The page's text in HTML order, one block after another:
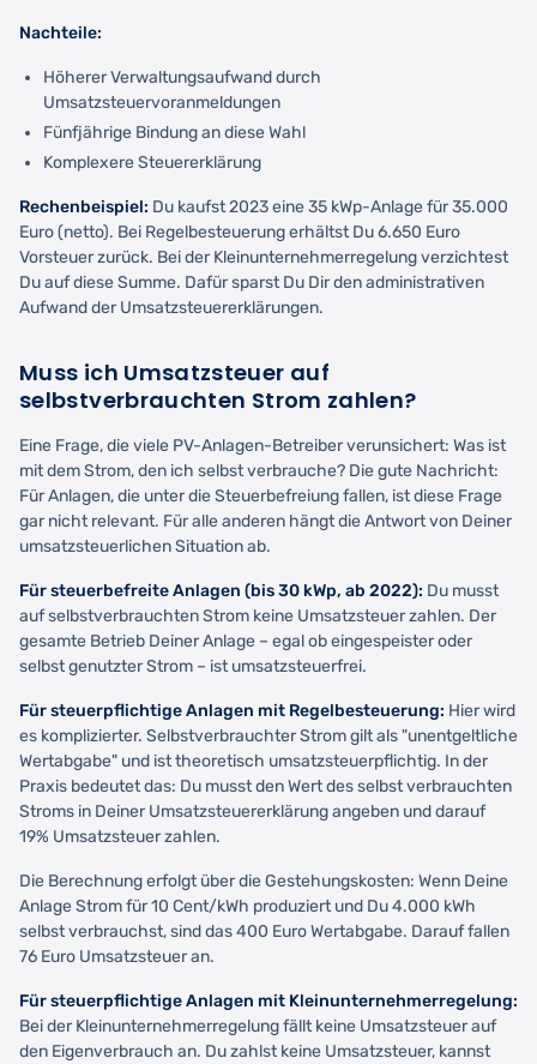
Nachteile:
Höherer Verwaltungsaufwand durch
Umsatzsteuervoranmeldungen
Fünfjährige Bindung an diese Wahl
Komplexere Steuererklärung
Rechenbeispiel: Du kaufst 2023 eine 35 kWp-Anlage für 35.000
Euro (netto). Bei Regelbesteuerung erhältst Du 6.650 Euro
Vorsteuer zurück. Bei der Kleinunternehmerregelung verzichtest
Du auf diese Summe. Dafür sparst Du Dir den administrativen
Aufwand der Umsatzsteuererklärungen.
Muss ich Umsatzsteuer auf
selbstverbrauchten Strom zahlen?
Eine Frage, die viele PV-Anlagen-Betreiber verunsichert: Was ist
mit dem Strom, den ich selbst verbrauche? Die gute Nachricht:
Für Anlagen, die unter die Steuerbefreiung fallen, ist diese Frage
gar nicht relevant. Für alle anderen hängt die Antwort von Deiner
umsatzsteuerlichen Situation ab.
Für steuerbefreite Anlagen (bis 30 kWp, ab 2022): Du musst
auf selbstverbrauchten Strom keine Umsatzsteuer zahlen. Der
gesamte Betrieb Deiner Anlage – egal ob eingespeister oder
selbst genutzter Strom – ist umsatzsteuerfrei.
Für steuerpflichtige Anlagen mit Regelbesteuerung: Hier wird
es komplizierter. Selbstverbrauchter Strom gilt als "unentgeltliche
Wertabgabe" und ist theoretisch umsatzsteuerpflichtig. In der
Praxis bedeutet das: Du musst den Wert des selbst verbrauchten
Stroms in Deiner Umsatzsteuererklärung angeben und darauf
19% Umsatzsteuer zahlen.
Die Berechnung erfolgt über die Gestehungskosten: Wenn Deine
Anlage Strom für 10 Cent/kWh produziert und Du 4.000 kWh
selbst verbrauchst, sind das 400 Euro Wertabgabe. Darauf fallen
76 Euro Umsatzsteuer an.
Für steuerpflichtige Anlagen mit Kleinunternehmerregelung:
Bei der Kleinunternehmerregelung fällt keine Umsatzsteuer auf
den Eigenverbrauch an. Du zahlst keine Umsatzsteuer, kannst